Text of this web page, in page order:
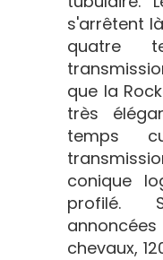
s'arrêtent
quatre
que la
très
temps
conique
profilé.
chevaux,